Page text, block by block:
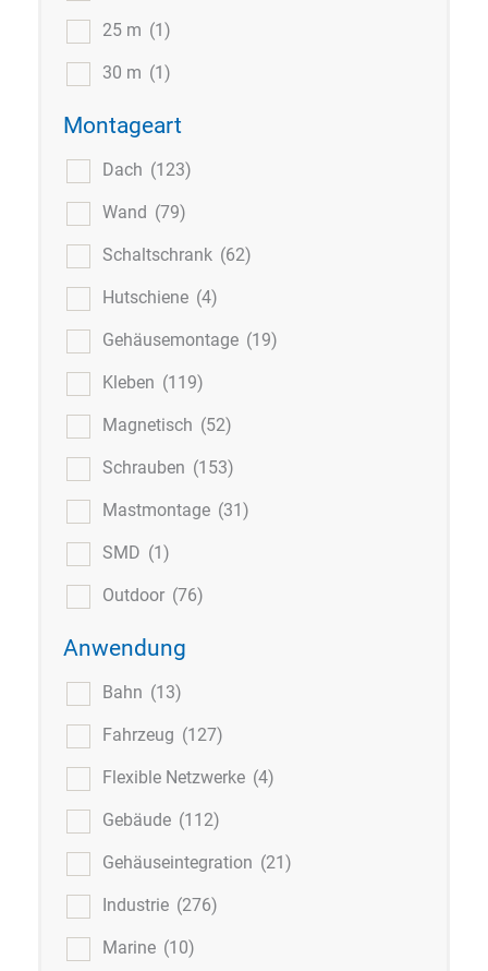
25 m (1)
30 m (1)
Montageart
Dach (123)
Wand (79)
Schaltschrank (62)
Hutschiene (4)
Gehäusemontage (19)
Kleben (119)
Magnetisch (52)
Schrauben (153)
Mastmontage (31)
SMD (1)
Outdoor (76)
Anwendung
Bahn (13)
Fahrzeug (127)
Flexible Netzwerke (4)
Gebäude (112)
Gehäuseintegration (21)
Industrie (276)
Marine (10)